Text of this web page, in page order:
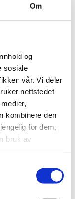
Om
og
sosiale
vår. Vi deler
nettstedet
kombinere den
for dem,
bruk av